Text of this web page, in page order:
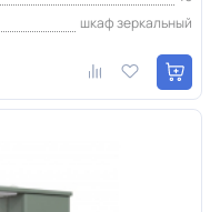
шкаф зеркальный